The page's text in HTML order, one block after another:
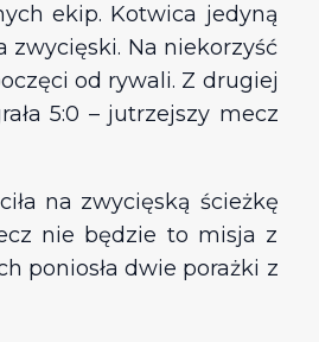
ekip. Kotwica jedyną
zwycięski. Na niekorzyść
od rywali. Z drugiej
5:0 – jutrzejszy mecz
na zwycięską ścieżkę
nie będzie to misja z
poniosła dwie porażki z